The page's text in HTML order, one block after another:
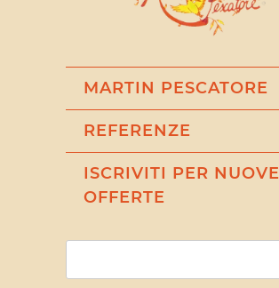
MARTIN PESCATORE
REFERENZE
ISCRIVITI PER NUOVE
OFFERTE